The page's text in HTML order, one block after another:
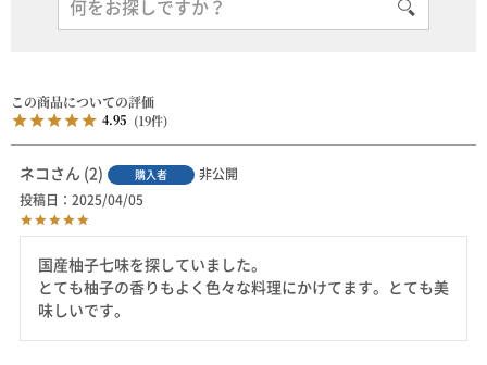
4.95 19
ネコ 2 購入者
非公開
投稿日
2025/04/05
国産柚子七味を探していました。
とても柚子の香りもよく色々な料理にかけてます。とても美
味しいです。